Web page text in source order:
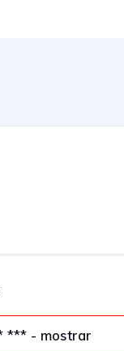
346 *** *** - mostrar